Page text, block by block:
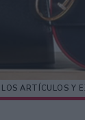
LOS ARTÍCULOS Y